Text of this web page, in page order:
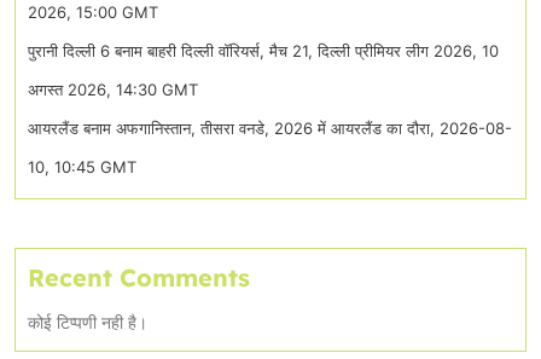
2026, 15:00 GMT
पुरानी दिल्ली 6 बनाम बाहरी दिल्ली वॉरियर्स, मैच 21, दिल्ली प्रीमियर लीग 2026, 10
अगस्त 2026, 14:30 GMT
आयरलैंड बनाम अफगानिस्तान, तीसरा वनडे, 2026 में आयरलैंड का दौरा, 2026-08-
10, 10:45 GMT
Recent Comments
कोई टिप्पणी नही है।